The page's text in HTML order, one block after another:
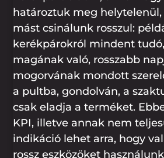
határoztuk meg
mást csinálunk rosszul:
kerékpárokról mindent
magának való, rosszabb
mogorvának mondott
a pultba, gondolván, a
csak eladja a terméket.
KPI, illetve annak nem
indikáció lehet arra, hogy
rossz eszközöket